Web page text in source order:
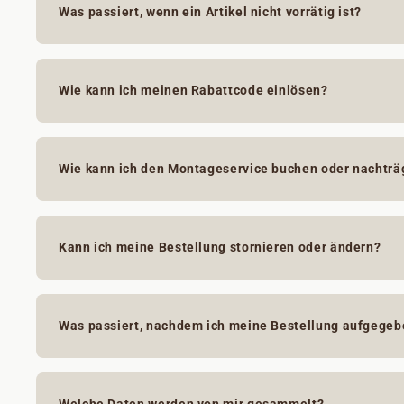
Was passiert, wenn ein Artikel nicht vorrätig ist?
Wie kann ich meinen Rabattcode einlösen?
Wie kann ich den Montageservice buchen oder
Kann ich meine Bestellung stornieren oder ändern?
Was passiert, nachdem ich meine Bestellung